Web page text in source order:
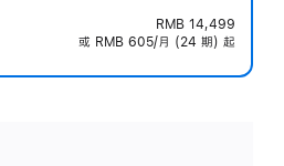
RMB 14,499
或 RMB 605/月 (24 期) 起